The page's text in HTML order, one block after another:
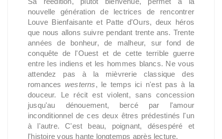
nouvelle génération de lectrices de rencontrer
Louve Bienfaisante et Patte d'Ours, deux héros
que nous allons suivre pendant trente ans. Trente
années de bonheur, de malheur, sur fond de
conquête de l'Ouest et de cette terrible guerre
entre les indiens et les hommes blancs. Ne vous
attendez pas à la mièvrerie classique des
romances westerns, le temps ici n'est pas à la
douceur. Le récit est violent, sans concession
jusqu'au dénouement, bercé par l'amour
inconditionnel de ces deux êtres prédestinés l'un
à l'autre. C'est beau, poignant, désespéré et
l'histoire vous hante longtemps après lecture.